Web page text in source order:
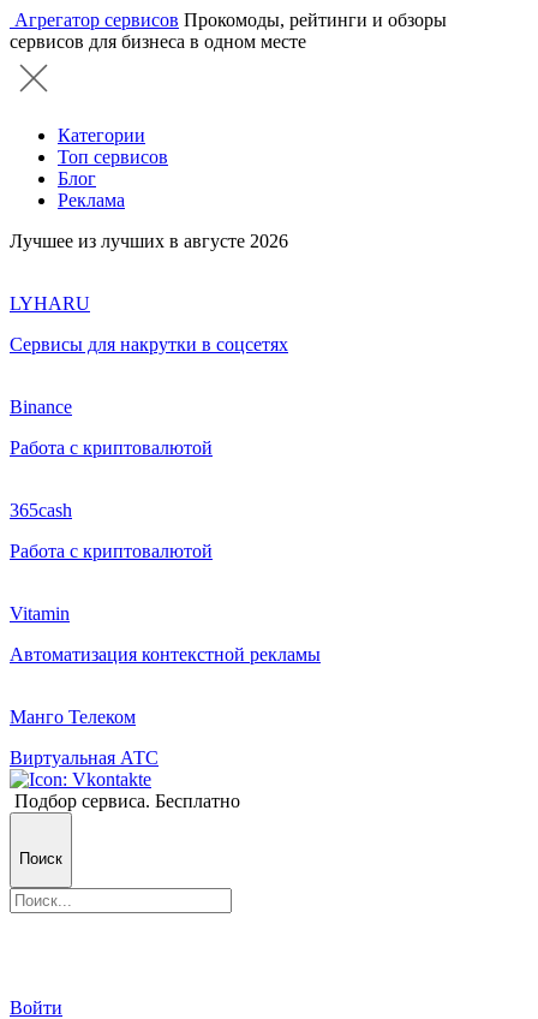
Агрегатор сервисов Прокомоды, рейтинги и обзоры
сервисов для бизнеса в одном месте
Категории
Топ сервисов
Блог
Реклама
Лучшее из лучших в августе 2026
LYHARU
Сервисы для накрутки в соцсетях
Binance
Работа с криптовалютой
365cash
Работа с криптовалютой
Vitamin
Автоматизация контекстной рекламы
Манго Телеком
Виртуальная АТС
Подбор сервиса. Бесплатно
Поиск
Войти